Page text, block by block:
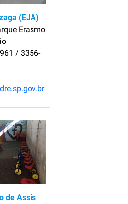
(EJA)
Erasmo
/ 3356-
de Assis